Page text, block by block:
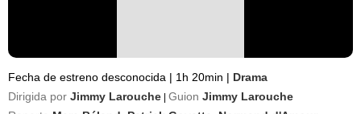
Fecha de estreno desconocida | 1h 20min | Drama
Dirigida por Jimmy Larouche Guion Jimmy Larouche